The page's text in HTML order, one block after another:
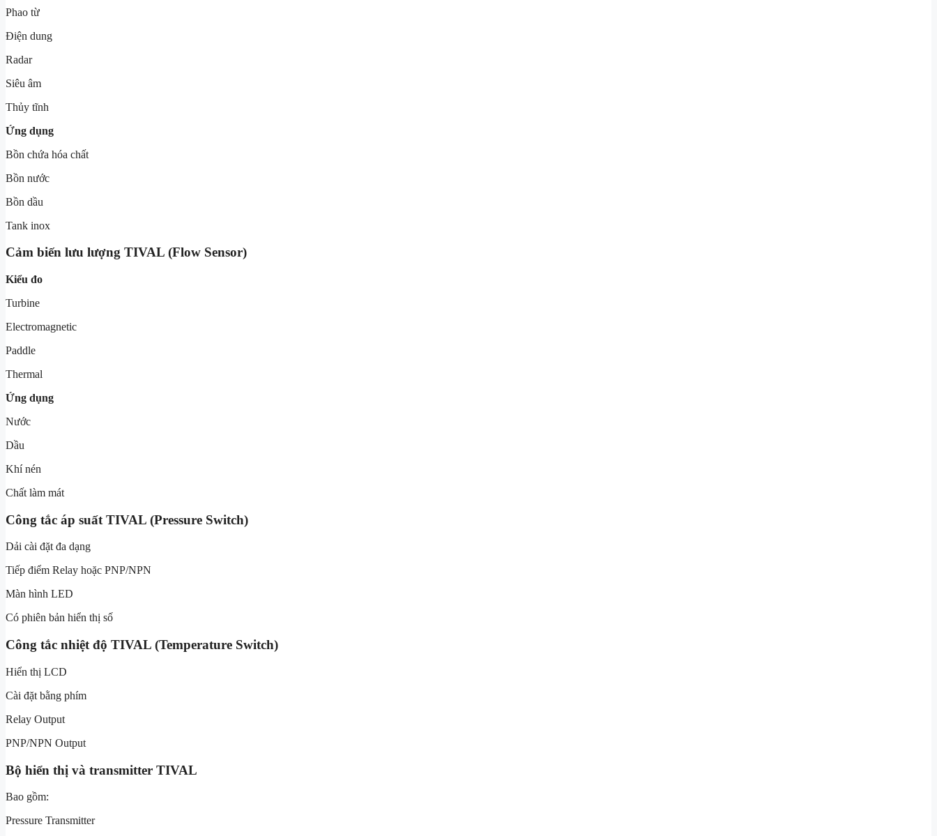
Phao từ
Điện dung
Radar
Siêu âm
Thủy tĩnh
Ứng dụng
Bồn chứa hóa chất
Bồn nước
Bồn dầu
Tank inox
Cảm biến lưu lượng TIVAL (Flow Sensor)
Kiểu đo
Turbine
Electromagnetic
Paddle
Thermal
Ứng dụng
Nước
Dầu
Khí nén
Chất làm mát
Công tắc áp suất TIVAL (Pressure Switch)
Dải cài đặt đa dạng
Tiếp điểm Relay hoặc PNP/NPN
Màn hình LED
Có phiên bản hiển thị số
Công tắc nhiệt độ TIVAL (Temperature Switch)
Hiển thị LCD
Cài đặt bằng phím
Relay Output
PNP/NPN Output
Bộ hiển thị và transmitter TIVAL
Bao gồm:
Pressure Transmitter